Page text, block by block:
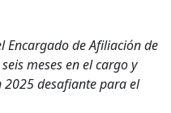
Encar­ga­do de Afil­iación de
meses en el car­go y
desafi­ante para el